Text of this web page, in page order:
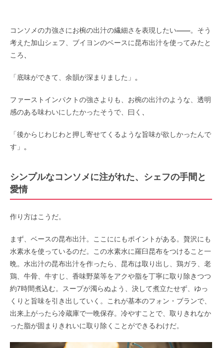
コンソメの力強さにお椀の出汁の繊細さを表現したい――。そう
考えた加山シェフ、ブイヨンのベースに昆布出汁を使ってみたと
ころ
「底味ができて、余韻が深まりました」 。
ファーストインパクトの強さよりも、お椀の出汁のような、透明
感のある味わいにしたかったそうで、曰く
「後からじわじわと押し寄せてくるような旨味が欲しかったんで
す」
。
シンプルなコンソメに注がれた、シェフの手間と
愛情
作り方はこうだ。
まず、ベースの昆布出汁。ここににもポイントがある。贅沢にも
水素水を使っているのだ。この水素水に羅臼昆布をつけること一
晩。水出汁の昆布出汁を作ったら、昆布は取り出し、鶏ガラ、老
鶏、牛骨、牛すじ、香味野菜等をアクや脂を丁寧に取り除きつつ
約7時間煮込む。スープが濁らぬよう、決して煮立たせず、ゆっ
くりと旨味を引き出していく。これが基本のフォン・ブランで、
出来上がったら冷蔵庫で一晩保存。冷やすことで、取りきれなか
った脂が固まりきれいに取り除くことができるわけだ。